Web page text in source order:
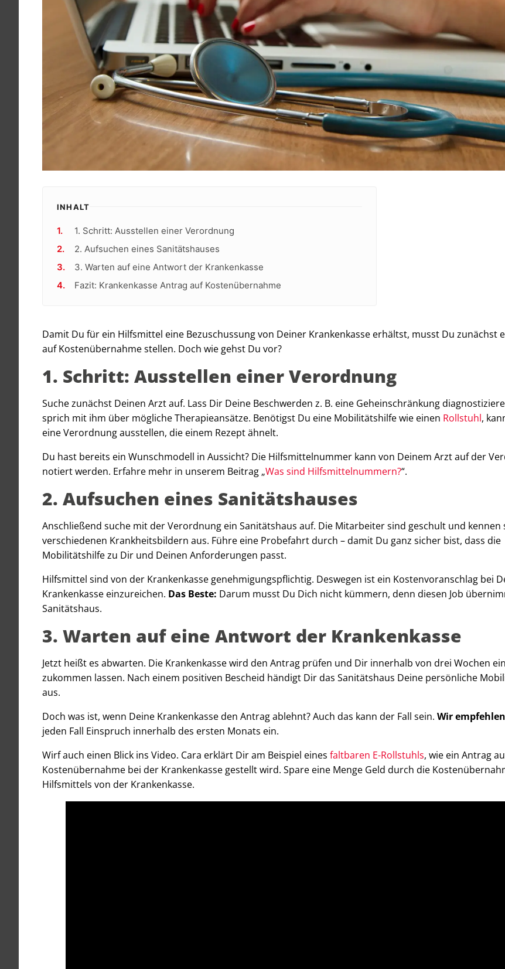
INHALT
1. Schritt: Ausstellen einer Verordnung
2. Aufsuchen eines Sanitätshauses
3. Warten auf eine Antwort der Krankenkasse
Fazit: Krankenkasse Antrag auf Kostenübernahme
Damit Du für ein Hilfsmittel eine Bezuschussung von Deiner Krankenkasse erhältst, musst Du zunächst
auf Kostenübernahme stellen. Doch wie gehst Du vor?
1. Schritt: Ausstellen einer Verordnung
Suche zunächst Deinen Arzt auf. Lass Dir Deine Beschwerden z. B. eine Geheinschränkung
sprich mit ihm über mögliche Therapieansätze. Benötigst Du eine Mobilitätshilfe wie einen Rollstuhl,
eine Verordnung ausstellen, die einem Rezept ähnelt.
Du hast bereits ein Wunschmodell in Aussicht? Die Hilfsmittelnummer kann von Deinem Arzt auf der
notiert werden. Erfahre mehr in unserem Beitrag „Was sind Hilfsmittelnummern?“.
2. Aufsuchen eines Sanitätshauses
Anschließend suche mit der Verordnung ein Sanitätshaus auf. Die Mitarbeiter sind geschult und kennen
verschiedenen Krankheitsbildern aus. Führe eine Probefahrt durch – damit Du ganz sicher bist, dass die
Mobilitätshilfe zu Dir und Deinen Anforderungen passt.
Hilfsmittel sind von der Krankenkasse genehmigungspflichtig. Deswegen ist ein Kostenvoranschlag bei
Krankenkasse einzureichen. Das Beste: Darum musst Du Dich nicht kümmern, denn diesen Job
Sanitätshaus.
3. Warten auf eine Antwort der Krankenkasse
Jetzt heißt es abwarten. Die Krankenkasse wird den Antrag prüfen und Dir innerhalb von drei Wochen
zukommen lassen. Nach einem positiven Bescheid händigt Dir das Sanitätshaus Deine persönliche
aus.
Doch was ist, wenn Deine Krankenkasse den Antrag ablehnt? Auch das kann der Fall sein. Wir
jeden Fall Einspruch innerhalb des ersten Monats ein.
Wirf auch einen Blick ins Video. Cara erklärt Dir am Beispiel eines faltbaren E-Rollstuhls, wie ein Antrag
Kostenübernahme bei der Krankenkasse gestellt wird. Spare eine Menge Geld durch die
Hilfsmittels von der Krankenkasse.